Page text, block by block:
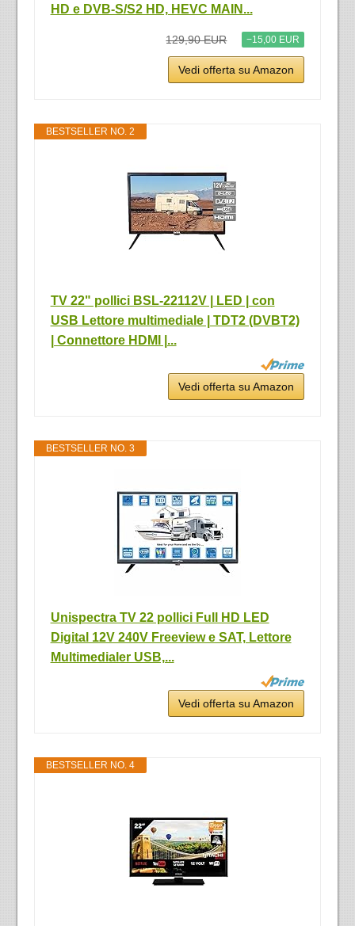
HD e DVB-S/S2 HD, HEVC MAIN...
129,90 EUR −15,00 EUR
Vedi offerta su Amazon
BESTSELLER NO. 2
TV 22" pollici BSL-22112V | LED | con
USB Lettore multimediale | TDT2 (DVBT2)
| Connettore HDMI |...
Vedi offerta su Amazon
BESTSELLER NO. 3
Unispectra TV 22 pollici Full HD LED
Digital 12V 240V Freeview e SAT, Lettore
Multimedialer USB,...
Vedi offerta su Amazon
BESTSELLER NO. 4